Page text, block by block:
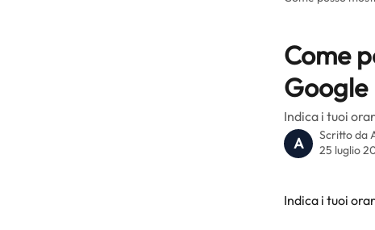
Come
Google
Indica i tuoi
A Scritto da
25 luglio
Indica i tuoi